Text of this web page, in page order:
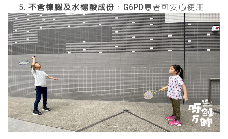
不含樟腦及水楊酸成份 ，G6PD患者可安心使用